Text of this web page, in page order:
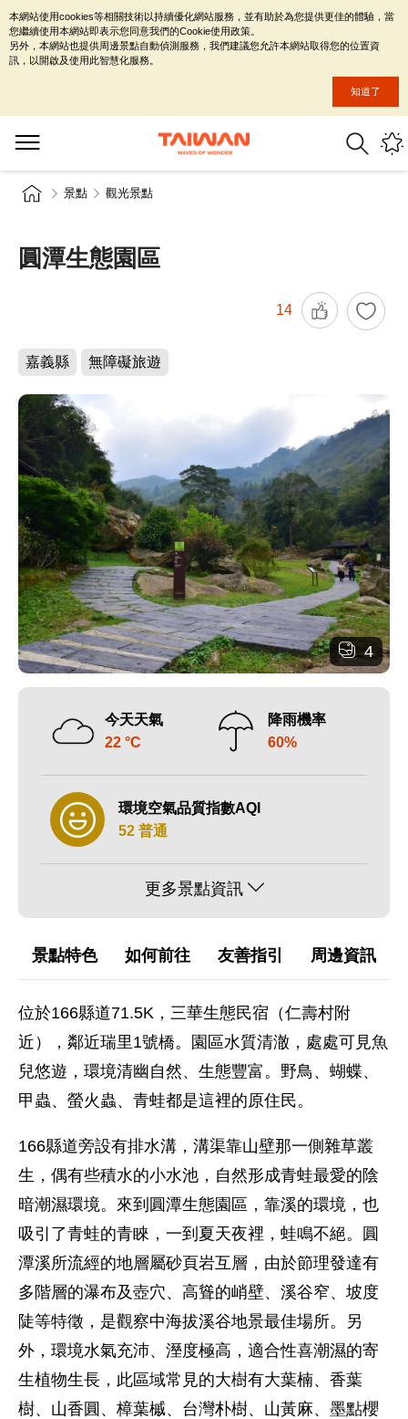
景點 觀光景點
圓潭生態園區
14
嘉義縣 無障礙旅遊
4
今天天氣
22 °C
降雨機率
60%
環境空氣品質指數AQI
52 普通
更多景點資訊
景點特色 如何前往 友善指引 周邊資訊
位於166縣道71.5K，三華生態民宿（仁壽村附
近），鄰近瑞里1號橋。園區水質清澈，處處可見魚
兒悠遊，環境清幽自然、生態豐富。野鳥、蝴蝶、
甲蟲、螢火蟲、青蛙都是這裡的原住民。
166縣道旁設有排水溝，溝渠靠山壁那一側雜草叢
生，偶有些積水的小水池，自然形成青蛙最愛的陰
暗潮濕環境。來到圓潭生態園區，靠溪的環境，也
吸引了青蛙的青睞，一到夏天夜裡，蛙鳴不絕。圓
潭溪所流經的地層屬砂頁岩互層，由於節理發達有
多階層的瀑布及壺穴、高聳的峭壁、溪谷窄、坡度
陡等特徵，是觀察中海拔溪谷地景最佳場所。另
外，環境水氣充沛、溼度極高，適合性喜潮濕的寄
生植物生長，此區域常見的大樹有大葉楠、香葉
樹、山香圓、樟葉槭、台灣朴樹、山黃麻、墨點櫻
本網站使用cookies等相關技術以持續優化網站服務，並有助於為您提供更佳的體驗，當
您繼續使用本網站即表示您同意我們的Cookie使用政策。
另外，本網站也提供周邊景點自動偵測服務，我們建議您允許本網站取得您的位置資
訊，以開啟及使用此智慧化服務。
知道了